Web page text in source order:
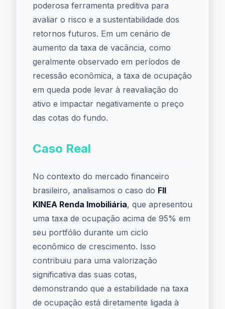
poderosa ferramenta preditiva para
avaliar o risco e a sustentabilidade dos
retornos futuros. Em um cenário de
aumento da taxa de vacância, como
geralmente observado em períodos de
recessão econômica, a taxa de ocupação
em queda pode levar à reavaliação do
ativo e impactar negativamente o preço
das cotas do fundo.
Caso Real
No contexto do mercado financeiro
brasileiro, analisamos o caso do FII
KINEA Renda Imobiliária, que apresentou
uma taxa de ocupação acima de 95% em
seu portfólio durante um ciclo
econômico de crescimento. Isso
contribuiu para uma valorização
significativa das suas cotas,
demonstrando que a estabilidade na taxa
de ocupação está diretamente ligada à